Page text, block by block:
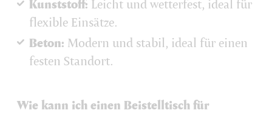
Kunststoff: Leicht und wetterfest, ideal für
flexible Einsätze.
Beton: Modern und stabil, ideal für einen
festen Standort.
Wie kann ich einen Beistelltisch für